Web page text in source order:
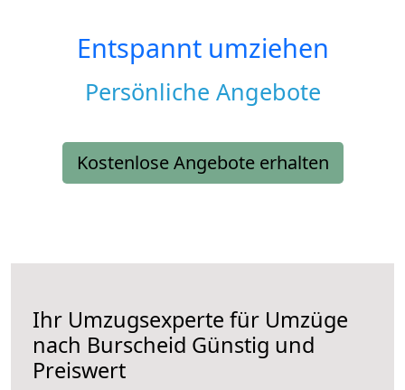
Entspannt umziehen
Persönliche Angebote
Kostenlose Angebote erhalten
Ihr Umzugsexperte für Umzüge
nach Burscheid Günstig und
Preiswert